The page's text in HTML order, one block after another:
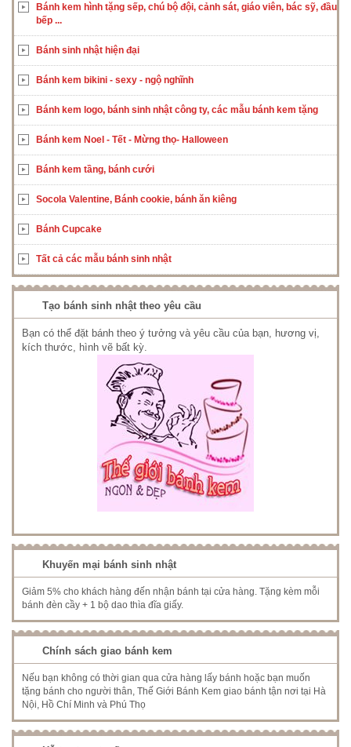
Bánh kem hình tặng sếp, chú bộ đội, cảnh sát, giáo viên, bác sỹ, đầu
bếp ...
Bánh sinh nhật hiện đại
Bánh kem bikini - sexy - ngộ nghĩnh
Bánh kem logo, bánh sinh nhật công ty, các mẫu bánh kem tặng
Bánh kem Noel - Tết - Mừng thọ- Halloween
Bánh kem tầng, bánh cưới
Socola Valentine, Bánh cookie, bánh ăn kiêng
Bánh Cupcake
Tất cả các mẫu bánh sinh nhật
Tạo bánh sinh nhật theo yêu cầu
Bạn có thể đặt bánh theo ý tưởng và yêu cầu của bạn, hương vị,
kích thước, hình vẽ bất kỳ.
Khuyến mại bánh sinh nhật
Giảm 5% cho khách hàng đến nhận bánh tại cửa hàng. Tặng kèm mỗi
bánh đèn cầy + 1 bộ dao thìa đĩa giấy.
Chính sách giao bánh kem
Nếu bạn không có thời gian qua cửa hàng lấy bánh hoặc bạn muốn
tặng bánh cho người thân, Thế Giới Bánh Kem giao bánh tận nơi tại Hà
Nội, Hồ Chí Minh và Phú Thọ